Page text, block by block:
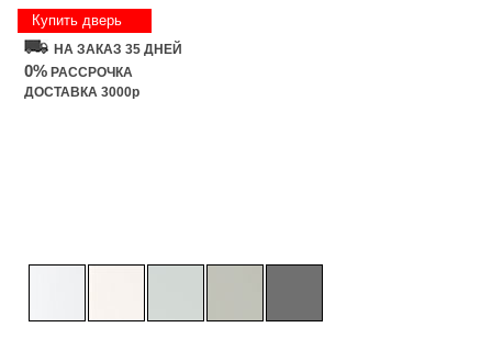
Купить дверь
НА ЗАКАЗ 35 ДНЕЙ
0% РАССРОЧКА
ДОСТАВКА 3000р